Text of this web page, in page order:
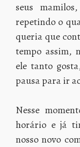
seus
repetindo o
queria que
tempo assim,
ele tanto
pausa para ir
Nesse
horário e já
nosso novo